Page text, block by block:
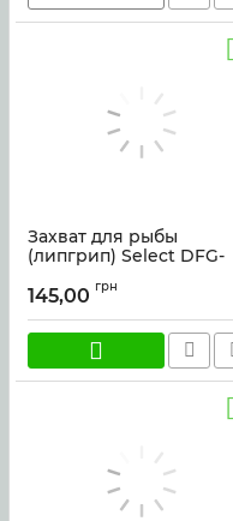
Захват для рыбы
(липгрип) Select DFG-
Артикул: 52012
145,00 грн